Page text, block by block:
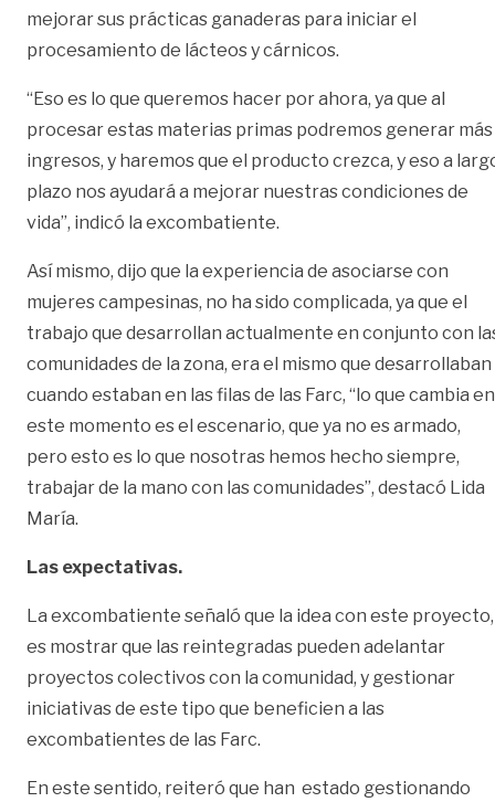
mejorar sus prácticas ganaderas para iniciar el
procesamiento de lácteos y cárnicos.
“Eso es lo que queremos hacer por ahora, ya que al
procesar estas materias primas podremos generar más
ingresos, y haremos que el producto crezca, y eso a
plazo nos ayudará a mejorar nuestras condiciones de
vida”, indicó la excombatiente.
Así mismo, dijo que la experiencia de asociarse con
mujeres campesinas, no ha sido complicada, ya que el
trabajo que desarrollan actualmente en conjunto con
comunidades de la zona, era el mismo que desarrollaban
cuando estaban en las filas de las Farc, “lo que cambia en
este momento es el escenario, que ya no es armado,
pero esto es lo que nosotras hemos hecho siempre,
trabajar de la mano con las comunidades”, destacó Lida
María.
Las expectativas.
La excombatiente señaló que la idea con este proyecto,
es mostrar que las reintegradas pueden adelantar
proyectos colectivos con la comunidad, y gestionar
iniciativas de este tipo que beneficien a las
excombatientes de las Farc.
En este sentido, reiteró que han estado gestionando